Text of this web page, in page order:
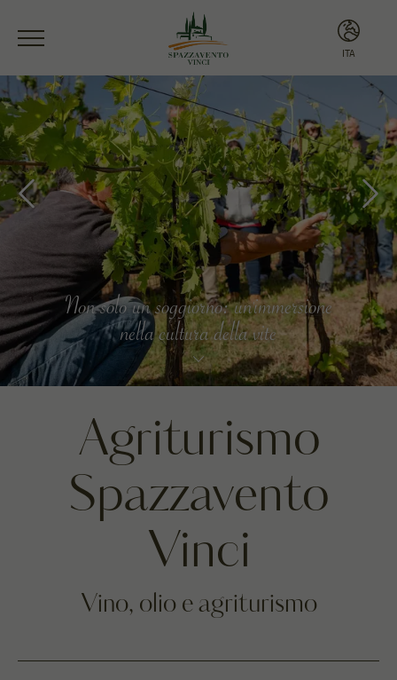
ITA
Non solo un soggiorno: un'immersione
nella cultura della vite
Agriturismo
Spazzavento
Vinci
Vino, olio e agriturismo